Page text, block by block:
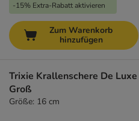
-15% Extra-Rabatt aktivieren
Zum Warenkorb
hinzufügen
Trixie Krallenschere De Luxe
Groß
Größe: 16 cm